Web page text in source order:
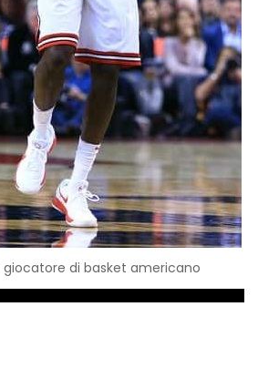
giocatore di basket americano